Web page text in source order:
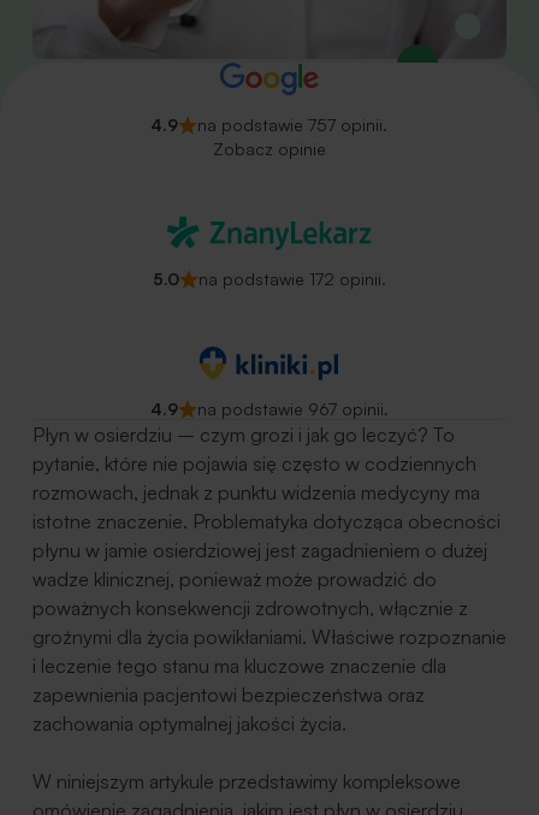
4.9
na podstawie 757 opinii.
Zobacz opinie
5.0 na podstawie 172 opinii.
4.9 na podstawie 967 opinii.
Płyn w osierdziu – czym grozi i jak go leczyć? To
pytanie, które nie pojawia się często w codziennych
rozmowach, jednak z punktu widzenia medycyny ma
istotne znaczenie. Problematyka dotycząca obecności
płynu w jamie osierdziowej jest zagadnieniem o dużej
wadze klinicznej, ponieważ może prowadzić do
poważnych konsekwencji zdrowotnych, włącznie z
groźnymi dla życia powikłaniami. Właściwe rozpoznanie
i leczenie tego stanu ma kluczowe znaczenie dla
zapewnienia pacjentowi bezpieczeństwa oraz
zachowania optymalnej jakości życia.
W niniejszym artykule przedstawimy kompleksowe
omówienie zagadnienia, jakim jest płyn w osierdziu.